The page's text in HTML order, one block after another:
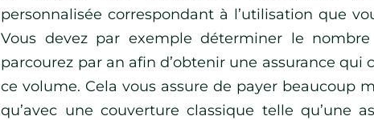
personnalisée correspondant à l’utilisation que
Vous devez par exemple déterminer le
parcourez par an afin d’obtenir une assurance qui
ce volume. Cela vous assure de payer beaucoup
qu’avec une couverture classique telle qu’une